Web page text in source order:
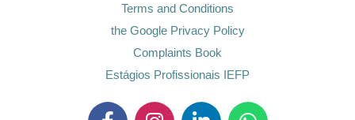
Terms and Conditions
the Google Privacy Policy
Complaints Book
Estágios Profissionais IEFP